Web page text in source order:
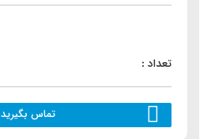
تماس بگیرید